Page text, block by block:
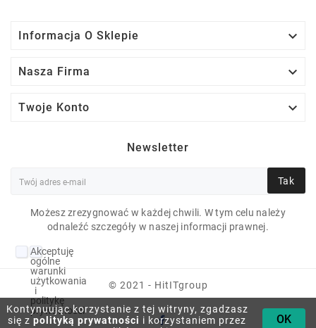
Kontynuując korzystanie z tej witryny, zgadzasz
się z polityką prywatności i korzystaniem przez
OK
LENOVO IDEAPAD 3
1920X1080 256 GB
NVME KLASA N
Informacja O Sklepie 
Nasza Firma 
Twoje Konto 
Newsletter
Tak
Możesz zrezygnować w każdej chwili. W tym celu należy
odnaleźć szczegóły w naszej informacji prawnej.
Akceptuję
ogólne
warunki
użytkowania
i
politykę
prywatności
© 2021 - HitITgroup